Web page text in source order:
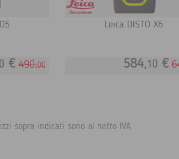
€ 490,00
Leica DISTO X6
584,10 €
sopra indicati sono al netto IVA